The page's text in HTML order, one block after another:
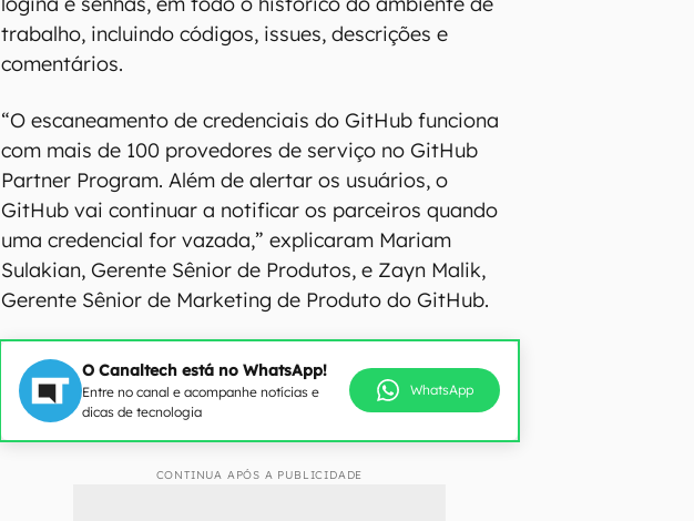
trabalho, incluindo códigos, issues, descrições e
comentários.
“O escaneamento de credenciais do GitHub funciona
com mais de 100 provedores de serviço no GitHub
Partner Program. Além de alertar os usuários, o
GitHub vai continuar a notificar os parceiros quando
uma credencial for vazada,” explicaram Mariam
Sulakian, Gerente Sênior de Produtos, e Zayn Malik,
Gerente Sênior de Marketing de Produto do GitHub.
O Canaltech está no WhatsApp!
Entre no canal e acompanhe notícias e
dicas de tecnologia
WhatsApp
CONTINUA APÓS A PUBLICIDADE